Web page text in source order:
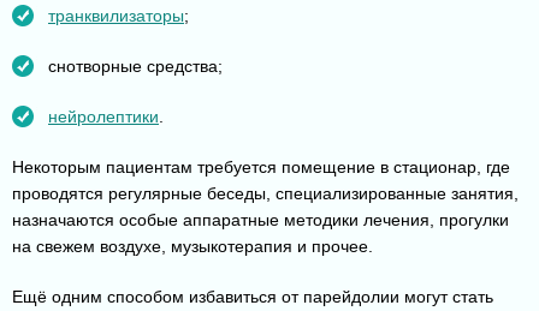
транквилизаторы;
снотворные средства;
нейролептики
Некоторым пациентам требуется помещение в стационар, где
проводятся регулярные беседы, специализированные занятия,
назначаются особые аппаратные методики лечения, прогулки
на свежем воздухе, музыкотерапия и прочее.
Ещё одним способом избавиться от парейдолии могут стать